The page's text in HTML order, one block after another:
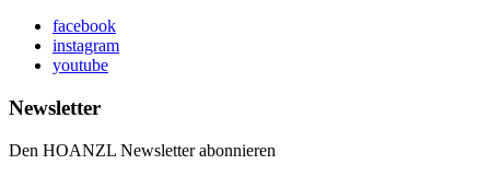
facebook
instagram
youtube
Newsletter
Den HOANZL Newsletter abonnieren